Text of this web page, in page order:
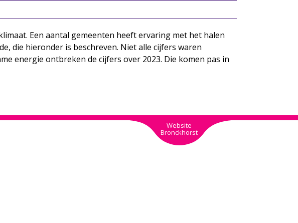
Een aantal gemeenten heeft ervaring met het halen
die hieronder is beschreven. Niet alle cijfers waren
energie ontbreken de cijfers over 2023. Die komen pas in
Website
Bronckhorst